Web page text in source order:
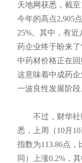
天地网获悉，截
今年的高点2,905
25%。其中，有
药企业终于盼来了
中药材价格正在
这意味着中成药
一波良性发展阶段
不过，财华社
悉，上周（10月
指数为113.86点，
同）上涨0.2%，